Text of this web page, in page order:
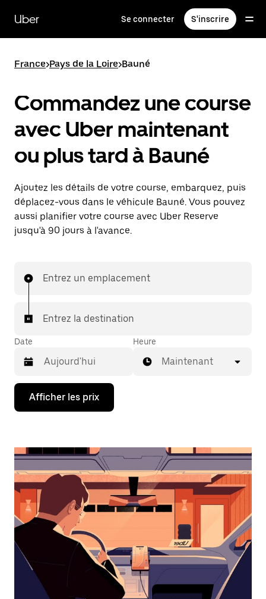
contenu
principal
Uber Se connecter S'inscrire
France>Pays de la Loire>Bauné
Commandez une course
avec Uber maintenant
ou plus tard à Bauné
Ajoutez les détails de votre course, embarquez, puis
déplacez-vous dans le véhicule Bauné. Vous pouvez
aussi planifier votre course avec Uber Reserve
jusqu'à 90 jours à l'avance.
Entrez un emplacement
Entrez la destination
Date
Appuyez
la
bas
interagir
avec
calendrier
et
sélectionner
une
date.
Appuyez
Heure
Maintenant
Afficher les prix